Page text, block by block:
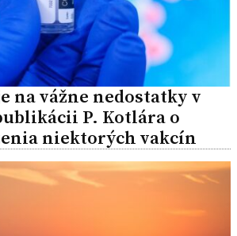
na vážne nedostatky v
P. Kotlára o
niektorých vakcín